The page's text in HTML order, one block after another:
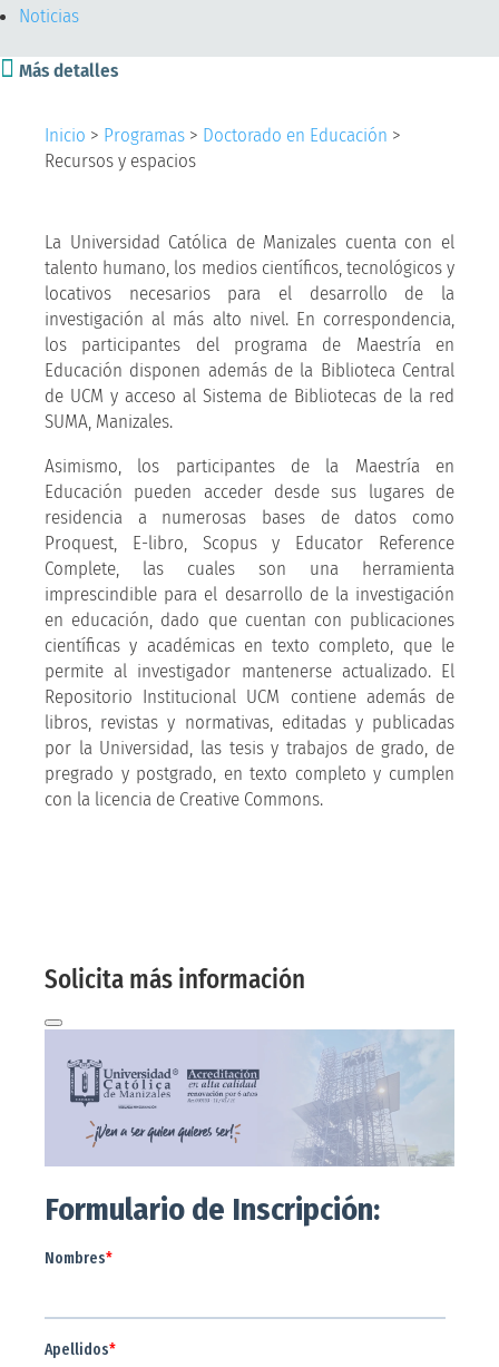
Noticias
 Más detalles
Inicio > Programas > Doctorado en Educación >
Recursos y espacios
La Universidad Católica de Manizales cuenta con el
talento humano, los medios científicos, tecnológicos y
locativos necesarios para el desarrollo de la
investigación al más alto nivel. En correspondencia,
los participantes del programa de Maestría en
Educación disponen además de la Biblioteca Central
de UCM y acceso al Sistema de Bibliotecas de la red
SUMA, Manizales.
Asimismo, los participantes de la Maestría en
Educación pueden acceder desde sus lugares de
residencia a numerosas bases de datos como
Proquest, E-libro, Scopus y Educator Reference
Complete, las cuales son una herramienta
imprescindible para el desarrollo de la investigación
en educación, dado que cuentan con publicaciones
científicas y académicas en texto completo, que le
permite al investigador mantenerse actualizado. El
Repositorio Institucional UCM contiene además de
libros, revistas y normativas, editadas y publicadas
por la Universidad, las tesis y trabajos de grado, de
pregrado y postgrado, en texto completo y cumplen
con la licencia de Creative Commons.
Solicita más información